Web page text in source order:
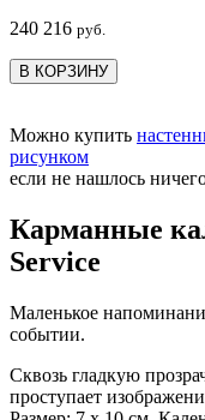
240 216 руб.
В КОРЗИНУ
Можно купить
рисунком
если не нашлось
Карманные
Service
Маленькое
событии.
Сквозь гладкую
проступает